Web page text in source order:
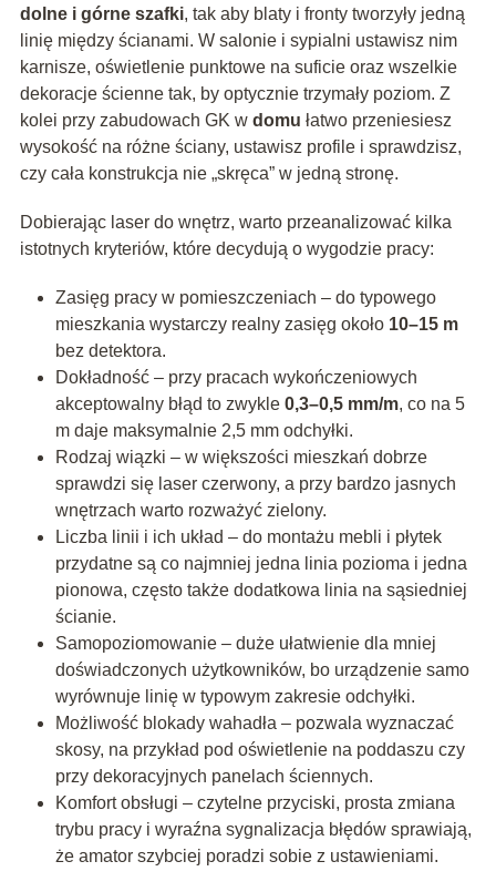
dolne i górne szafki, tak aby blaty i fronty tworzyły jedną
linię między ścianami. W salonie i sypialni ustawisz nim
karnisze, oświetlenie punktowe na suficie oraz wszelkie
dekoracje ścienne tak, by optycznie trzymały poziom. Z
kolei przy zabudowach GK w domu łatwo przeniesiesz
wysokość na różne ściany, ustawisz profile i sprawdzisz,
czy cała konstrukcja nie „skręca” w jedną stronę.
Dobierając laser do wnętrz, warto przeanalizować kilka
istotnych kryteriów, które decydują o wygodzie pracy:
Zasięg pracy w pomieszczeniach – do typowego
mieszkania wystarczy realny zasięg około 10–15 m
bez detektora.
Dokładność – przy pracach wykończeniowych
akceptowalny błąd to zwykle 0,3–0,5 mm/m, co na 5
m daje maksymalnie 2,5 mm odchyłki.
Rodzaj wiązki – w większości mieszkań dobrze
sprawdzi się laser czerwony, a przy bardzo jasnych
wnętrzach warto rozważyć zielony.
Liczba linii i ich układ – do montażu mebli i płytek
przydatne są co najmniej jedna linia pozioma i jedna
pionowa, często także dodatkowa linia na sąsiedniej
ścianie.
Samopoziomowanie – duże ułatwienie dla mniej
doświadczonych użytkowników, bo urządzenie samo
wyrównuje linię w typowym zakresie odchyłki.
Możliwość blokady wahadła – pozwala wyznaczać
skosy, na przykład pod oświetlenie na poddaszu czy
przy dekoracyjnych panelach ściennych.
Komfort obsługi – czytelne przyciski, prosta zmiana
trybu pracy i wyraźna sygnalizacja błędów sprawiają,
że amator szybciej poradzi sobie z ustawieniami.